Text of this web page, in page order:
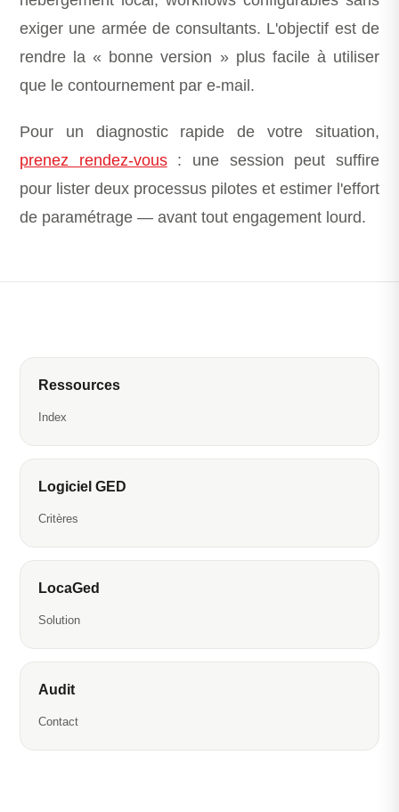
exiger une armée de consultants. L'objectif est de
rendre la « bonne version » plus facile à utiliser
que le contournement par e-mail.
Pour un diagnostic rapide de votre situation,
prenez rendez-vous: une session peut suffire
pour lister deux processus pilotes et estimer l'effort
de paramétrage — avant tout engagement lourd.
Ressources
Index
Logiciel GED
Critères
LocaGed
Solution
Audit
Contact